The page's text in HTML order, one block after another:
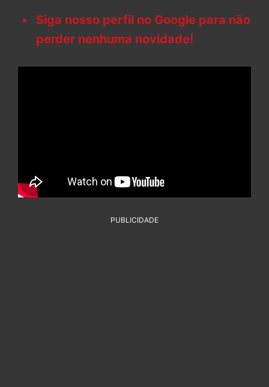
Siga nosso perfil no Google para não
perder nenhuma novidade!
PUBLICIDADE